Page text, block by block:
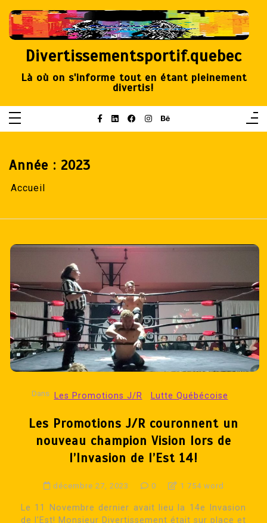
contenu
Divertissementsportif.quebec
Là où on s'informe tout en étant pleinement
divertis!
Année : 2023
Accueil
Dans Les Promotions J/R Lutte Québécoise
Les Promotions J/R couronnent un
nouveau champion Vision lors de
l’Invasion de l’Est 14!
décembre 27, 2023 0 1 754 word
Le 11 Novembre dernier avait lieu la 14e Invasion
de l’Est! Monsieur Divertissement était sur place et